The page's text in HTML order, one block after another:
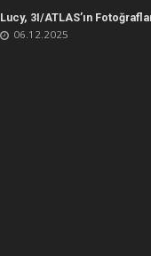
Lucy, 3I/ATLAS’ın
06.12.2025